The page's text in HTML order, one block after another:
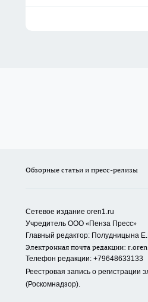
Обзорные статьи и пресс-релизы
Сетевое издание oren1.ru
Учредитель ООО «Пенза Пресс»
Главный редактор: Полудницына
Электронная почта редакции:
Телефон редакции: +79648633133
Реестровая запись о
(Роскомнадзор).